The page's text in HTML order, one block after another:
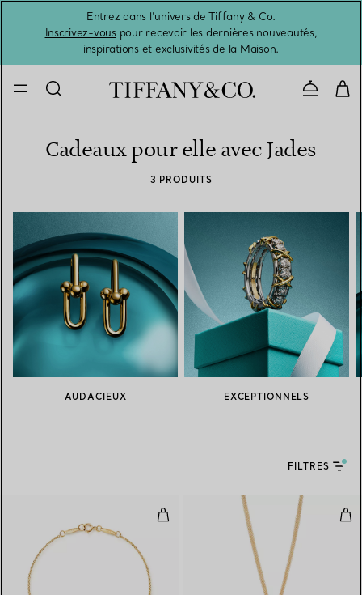
Entrez dans l’univers de Tiffany & Co.
Inscrivez-vouspour recevoir les dernières nouveautés,
inspirations et exclusivités de la Maison.
Cadeaux pour elle avec Jades
3 PRODUITS
AUDACIEUX EXCEPTIONNELS
FILTRES
Bracelet Color by the Yard en